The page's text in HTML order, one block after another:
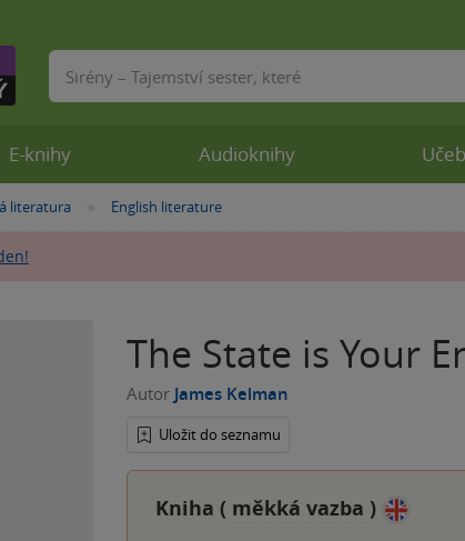
literatura »
English literature
The State is Your
Autor James Kelman
Uložit do seznamu
Kniha ( měkká vazba )
E-knihy Audioknihy
Vyhledávání